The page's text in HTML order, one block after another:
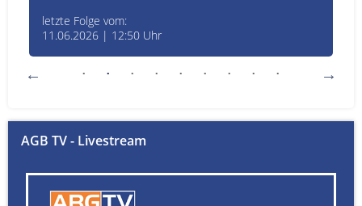
letzte Folge vom:
11.06.2026 | 12:50 Uhr
AGB TV - Livestream